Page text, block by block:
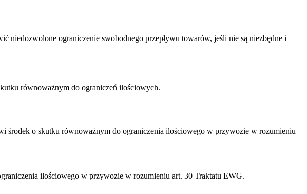
niedozwolone ograniczenie swobodnego przepływu towarów, jeśli nie są niezbędne i
równoważnym do ograniczeń ilościowych.
środek o skutku równoważnym do ograniczenia ilościowego w przywozie w rozumieniu
ilościowego w przywozie w rozumieniu art. 30 Traktatu EWG.